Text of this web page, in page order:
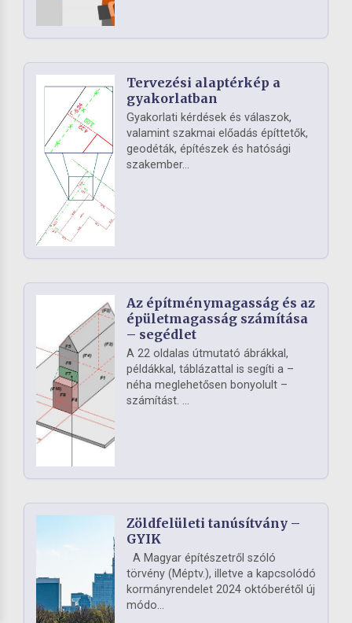
Tervezési alaptérkép a
gyakorlatban
Gyakorlati kérdések és válaszok,
valamint szakmai előadás építtetők,
geodéták, építészek és hatósági
szakember...
Az építménymagasság és az
épületmagasság számítása
– segédlet
A 22 oldalas útmutató ábrákkal,
példákkal, táblázattal is segíti a –
néha meglehetősen bonyolult –
számítást. ...
Zöldfelületi tanúsítvány –
GYIK
A Magyar építészetről szóló
törvény (Méptv.), illetve a kapcsolódó
kormányrendelet 2024 októberétől új
módo...